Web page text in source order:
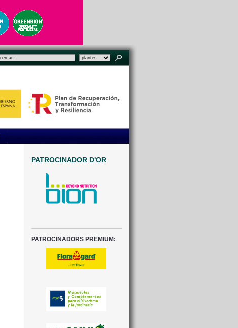
PATROCINADOR D'OR
PATROCINADORS PREMIUM: